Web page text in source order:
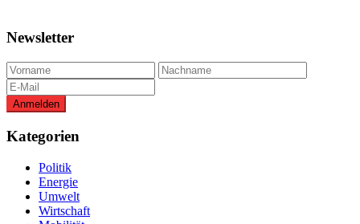
Newsletter
Kategorien
Politik
Energie
Umwelt
Wirtschaft